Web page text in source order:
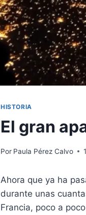
HISTORIA
El gran
Por Paula Pérez Calvo
Ahora que ya ha
durante unas
Francia, poco a